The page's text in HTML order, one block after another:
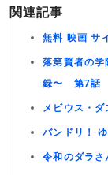
関連記事
無料 映画 サ
落第賢者の
録〜 第7話
メビウス・
バンドリ！
令和のダラ